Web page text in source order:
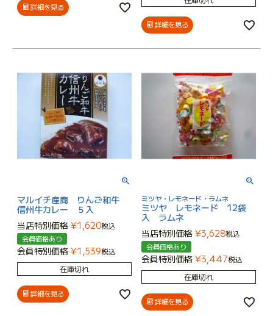
詳細を見る
詳細を見る
マルイチ産商 りんご和牛
信州牛カレー ５入
当店特別価格 ¥1,620税込
会員価格あり
会員特別価格 ¥1,539税込
在庫切れ
詳細を見る
ミツヤ・レモネード・ラムネ
ミツヤ レモネード 12袋
入 ラムネ
当店特別価格 ¥3,628税込
会員価格あり
会員特別価格 ¥3,447税込
在庫切れ
詳細を見る